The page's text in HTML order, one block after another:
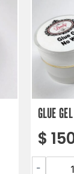
GLUE
$
-